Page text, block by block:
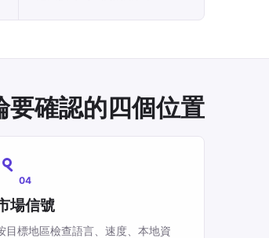
確認的四個位置
04
場信號
目標地區檢查語言、速度、本地資